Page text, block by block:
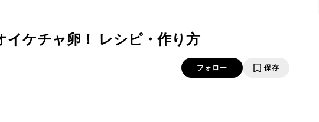
イケチャ卵！ レシピ・作り方
フォロー 保存